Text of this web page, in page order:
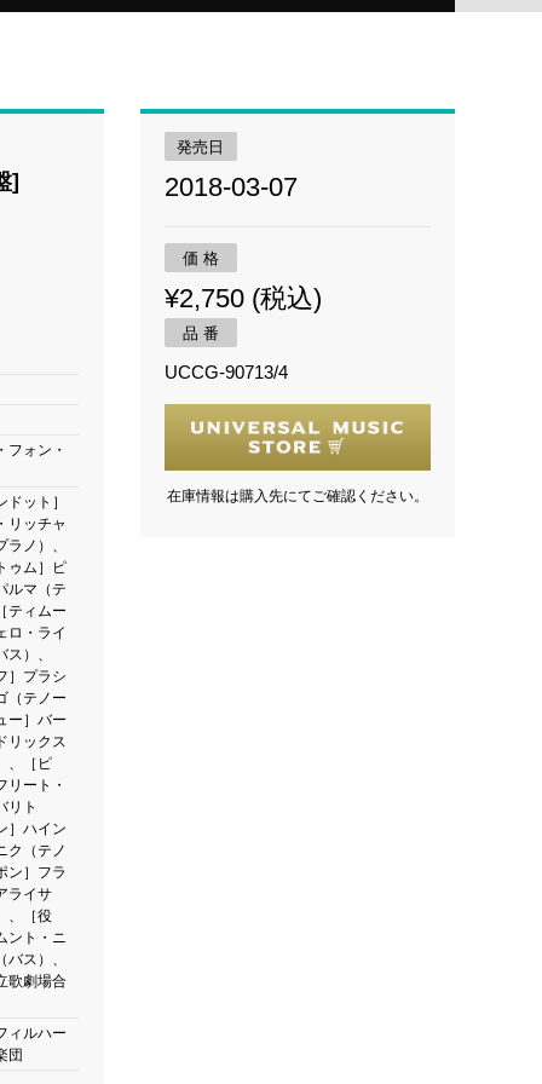
]
フォン・
ドット］
リッチャ
ラノ）、
ゥム］ピ
ルマ（テ
ティムー
ロ・ライ
ス）、
］プラシ
（テノー
ー］バー
リックス
、［ピ
リート・
リト
］ハイン
ク（テノ
ン］フラ
ライサ
、［役
ント・ニ
バス）、
歌劇場合
ィルハー
団
発売日
2018-03-07
価 格
¥2,750 (税込)
品 番
UCCG-90713/4
在庫情報は購入先にてご確認ください。